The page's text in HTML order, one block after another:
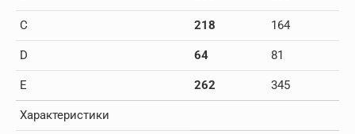
C 218 164
D 64 81
E 262 345
Характеристики